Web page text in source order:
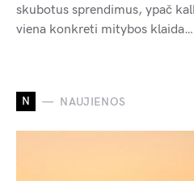
skubotus sprendimus, ypač
viena konkreti mitybos klaida…
N NAUJIENOS